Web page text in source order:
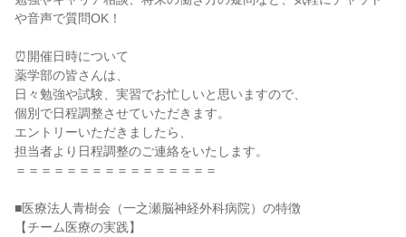
や音声で質問OK！
⏰開催日時について
薬学部の皆さんは、
日々勉強や試験、実習でお忙しいと思いますので、
個別で日程調整させていただきます。
エントリーいただきましたら、
担当者より日程調整のご連絡をいたします。
＝＝＝＝＝＝＝＝＝＝＝＝＝＝＝＝
■医療法人青樹会（一之瀬脳神経外科病院）の特徴
【チーム医療の実践】